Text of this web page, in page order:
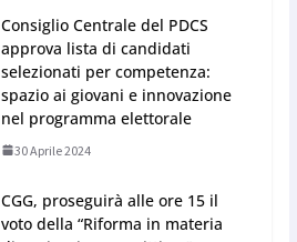
Consiglio Centrale del PDCS
approva lista di candidati
selezionati per competenza:
spazio ai giovani e innovazione
nel programma elettorale
30 Aprile 2024
CGG, proseguirà alle ore 15 il
voto della “Riforma in materia